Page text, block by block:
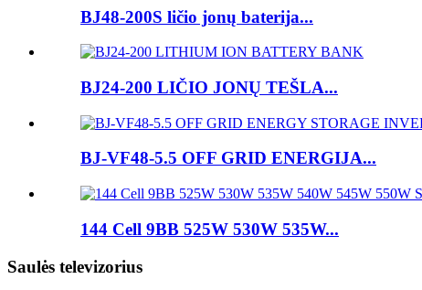
BJ48-200S ličio jonų baterija...
BJ24-200 LIČIO JONŲ TEŠLA...
BJ-VF48-5.5 OFF GRID ENERGIJA...
144 Cell 9BB 525W 530W 535W...
Saulės televizorius